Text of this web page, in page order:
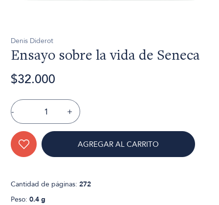
Denis Diderot
Ensayo sobre la vida de Seneca
$32.000
- +
AGREGAR AL CARRITO
Cantidad de páginas:272
Peso:0.4 g